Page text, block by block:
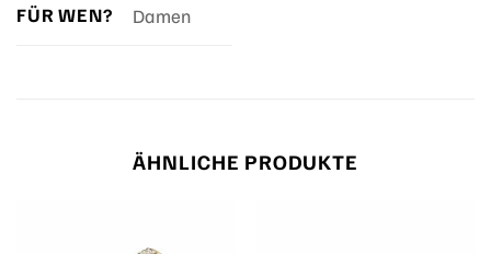
FÜR WEN? Damen
ÄHNLICHE PRODUKTE